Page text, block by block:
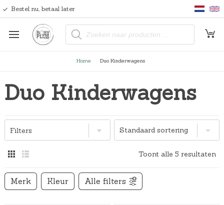
Bestel nu, betaal later
P
o
n
z
o
e
Home Duo Kinderwagens
Duo Kinderwagens
Filters
Toont alle 5 resultaten
Merk Kleur Alle filters